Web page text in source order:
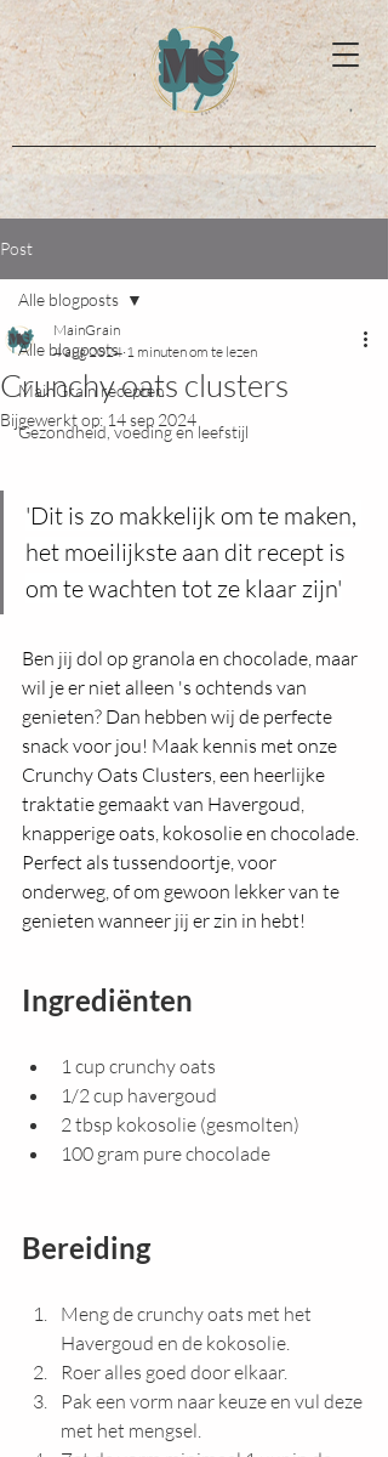
Post
Alle blogposts
MainGrain recepten
Gezondheid, voeding en leefstijl
Alle blogposts
Crunchy oats clusters
MainGrain
4 aug 2024 1 minuten om te lezen
Bijgewerkt op: 14 sep 2024
'Dit is zo makkelijk om te maken,
het moeilijkste aan dit recept is
om te wachten tot ze klaar zijn'
Ben jij dol op granola en chocolade, maar
wil je er niet alleen 's ochtends van
genieten? Dan hebben wij de perfecte
snack voor jou! Maak kennis met onze
Crunchy Oats Clusters, een heerlijke
traktatie gemaakt van Havergoud,
knapperige oats, kokosolie en chocolade.
Perfect als tussendoortje, voor
onderweg, of om gewoon lekker van te
genieten wanneer jij er zin in hebt!
Ingrediënten
1 cup crunchy oats
1/2 cup havergoud
2 tbsp kokosolie (gesmolten)
100 gram pure chocolade
Bereiding
Meng de crunchy oats met het
Havergoud en de kokosolie.
Roer alles goed door elkaar.
Pak een vorm naar keuze en vul deze
met het mengsel.